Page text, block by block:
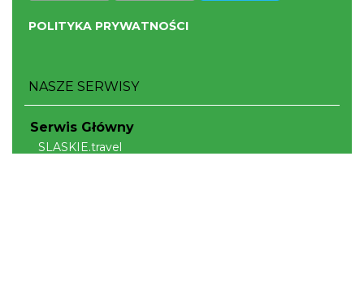
POLITYKA PRYWATNOŚCI
NASZE SERWISY
Serwis Główny
SLASKIE.travel